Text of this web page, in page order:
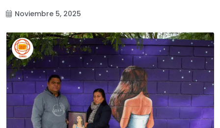
Noviembre 5, 2025